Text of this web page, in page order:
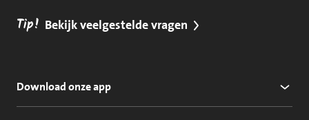
Tip! Bekijk veelgestelde vragen
Download onze app